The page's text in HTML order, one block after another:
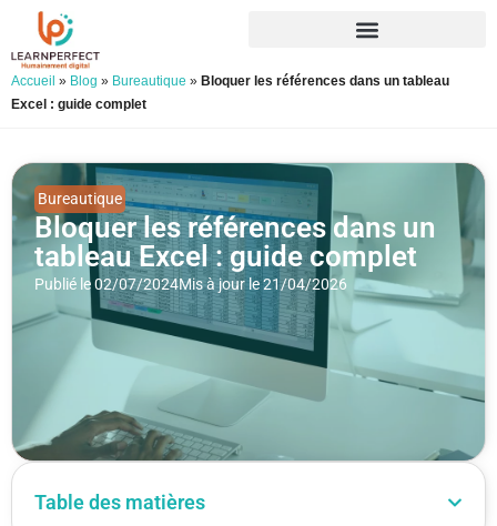
Accueil » Blog » Bureautique » Bloquer les références dans un tableau
Excel : guide complet
Bureautique
Bloquer les références dans un
tableau Excel : guide complet
Publié le 02/07/2024Mis à jour le 21/04/2026
Table des matières